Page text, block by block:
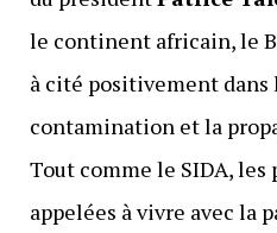
le continent africain, le
à cité positivement
contamination et la
Tout comme le SIDA,
appelées à vivre avec la